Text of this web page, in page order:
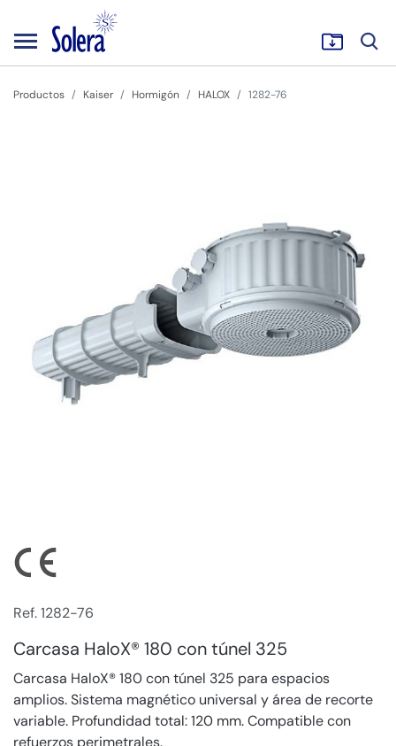
Productos Kaiser Hormigón HALOX 1282-76
Ref. 1282-76
Carcasa HaloX® 180 con túnel 325
Carcasa HaloX® 180 con túnel 325 para espacios
amplios. Sistema magnético universal y área de recorte
variable. Profundidad total: 120 mm. Compatible con
refuerzos perimetrales.